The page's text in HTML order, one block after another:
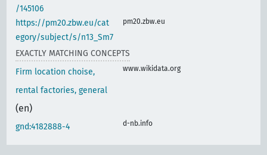
/145106
https://pm20.zbw.eu/cat
egory/subject/s/n13_Sm7
pm20.zbw.eu
EXACTLY MATCHING CONCEPTS
Firm location choise,
rental factories, general
(en)
www.wikidata.org
gnd:4182888-4 d-nb.info